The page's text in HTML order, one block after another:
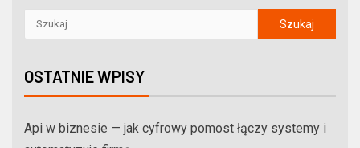
OSTATNIE WPISY
Api w biznesie — jak cyfrowy pomost łączy systemy i